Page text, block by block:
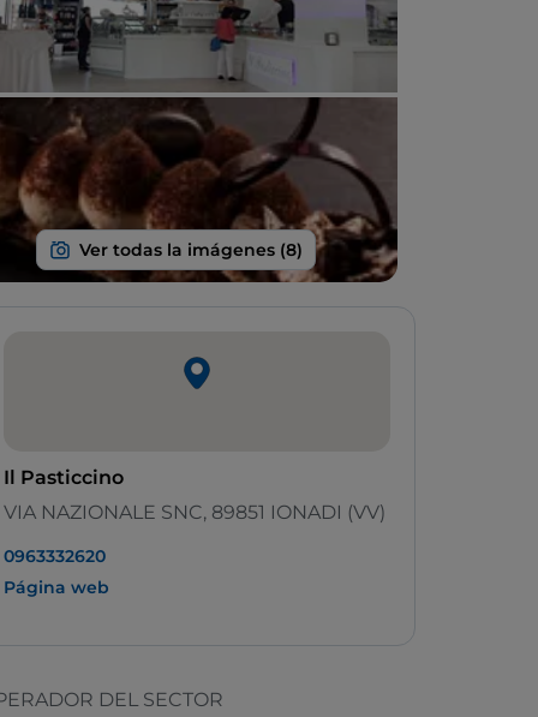
Il Pasticcino
VIA NAZIONALE SNC, 89851 IONADI (VV)
0963332620
Página web
DEL SECTOR